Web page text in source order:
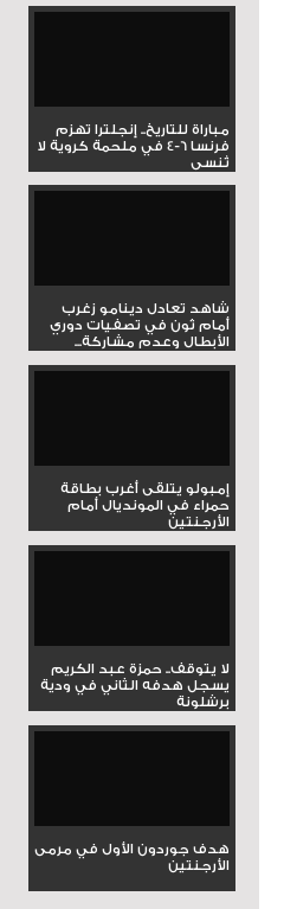
مباراة للتاريخ.. إنجلترا تهزم
فرنسا 6-4 في ملحمة كروية لا
تُنسى
شاهد تعادل دينامو زغرب
أمام ثون في تصفيات دوري
الأبطال وعدم مشاركة...
إمبولو يتلقى أغرب بطاقة
حمراء في المونديال أمام
الأرجنتين
لا يتوقف.. حمزة عبد الكريم
يسجل هدفه الثاني في ودية
برشلونة
هدف جوردون الأول في مرمى
الأرجنتين